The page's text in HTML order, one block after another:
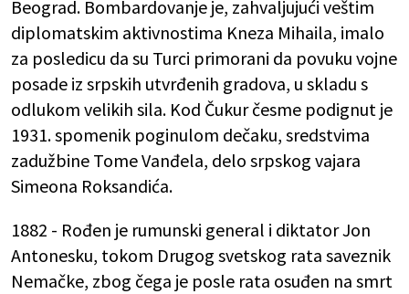
Beograd. Bombardovanje je, zahvaljujući veštim
diplomatskim aktivnostima Kneza Mihaila, imalo
za posledicu da su Turci primorani da povuku vojne
posade iz srpskih utvrđenih gradova, u skladu s
odlukom velikih sila. Kod Čukur česme podignut je
1931. spomenik poginulom dečaku, sredstvima
zadužbine Tome Vanđela, delo srpskog vajara
Simeona Roksandića.
1882 - Rođen je rumunski general i diktator Jon
Antonesku, tokom Drugog svetskog rata saveznik
Nemačke, zbog čega je posle rata osuđen na smrt